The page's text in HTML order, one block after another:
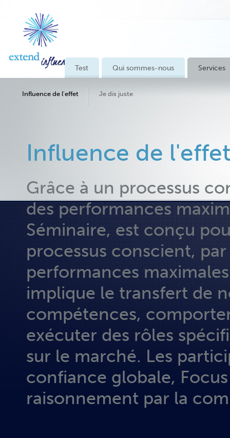
Test Qui sommes-nous Services
Influence de l'effet Je dis juste
Influence de l'effet
Grâce à un processus
des performances
Séminaire, est conçu
processus conscient,
performances
implique le transfert de
compétences,
exécuter des rôles
sur le marché. Les
confiance globale,
raisonnement par la